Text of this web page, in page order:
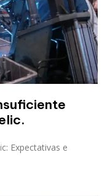
Expectativas e